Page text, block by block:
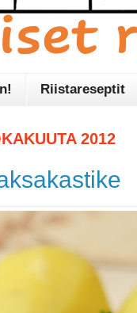
Riistareseptit
2012